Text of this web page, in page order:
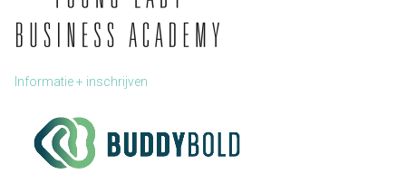
Informatie + inschrijven